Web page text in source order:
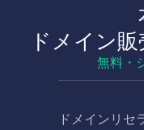
ドメイン
無料・
ドメインリセ